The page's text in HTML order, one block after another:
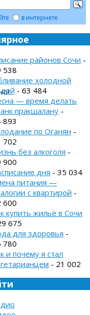
в интернете
районов Сочи -
538
холодной
- 63 484
— время делать
пракшалану -
893
по Оганян -
702
без алкоголя -
900
дня - 35 034
питания —
с квартирой -
600
купить жильё в Сочи
675
для здоровья -
780
и почему я стал
- 21 002